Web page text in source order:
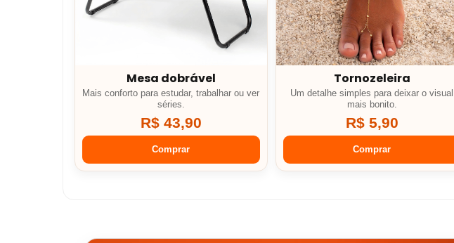
Mesa dobrável
Mais conforto para estudar, trabalhar ou ver
séries.
R$ 43,90
Comprar
Tornozeleira
Um detalhe simples para deixar o visual
mais bonito.
R$ 5,90
Comprar